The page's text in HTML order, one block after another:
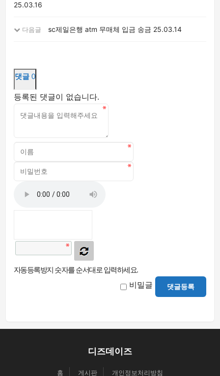
25.03.16
다음글 sc제일은행 atm 무매체 입금 송금 25.03.14
댓글 0
등록된 댓글이 없습니다.
자동등록방지 숫자를 순서대로 입력하세요.
비밀글 댓글등록
디즈데이즈
홈 게시판 개인정보처리방침